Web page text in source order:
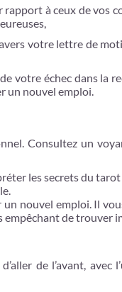
à ceux de vos
votre lettre de
votre échec dans la
un nouvel emploi.
Consultez un
les secrets du
nouvel emploi. Il
de trouver
de l’avant, avec